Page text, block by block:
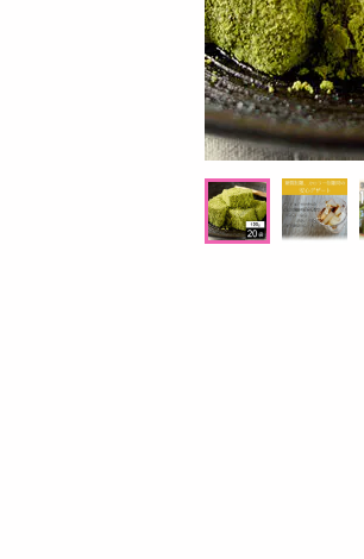
ファッション
ベビー・キッズ・マタニティ
ペット用品
130 3
【ブラック】コンパクト水切りラック
提供数 198
お試し費用
2,999円